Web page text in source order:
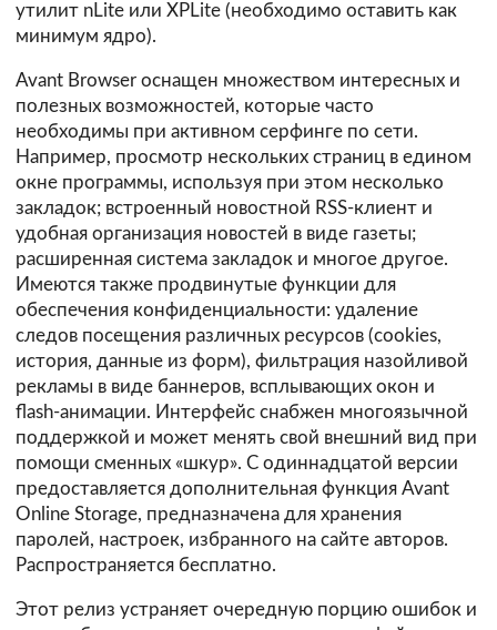
утилит nLite или XPLite (необходимо оставить как
минимум ядро).
Avant Browser оснащен множеством интересных и
полезных возможностей, которые часто
необходимы при активном серфинге по сети.
Например, просмотр нескольких страниц в едином
окне программы, используя при этом несколько
закладок; встроенный новостной RSS-клиент и
удобная организация новостей в виде газеты;
расширенная система закладок и многое другое.
Имеются также продвинутые функции для
обеспечения конфиденциальности: удаление
следов посещения различных ресурсов (cookies,
история, данные из форм), фильтрация назойливой
рекламы в виде баннеров, всплывающих окон и
flash-анимации. Интерфейс снабжен многоязычной
поддержкой и может менять свой внешний вид при
помощи сменных «шкур». С одиннадцатой версии
предоставляется дополнительная функция Avant
Online Storage, предназначена для хранения
паролей, настроек, избранного на сайте авторов.
Распространяется бесплатно.
Этот релиз устраняет очередную порцию ошибок и